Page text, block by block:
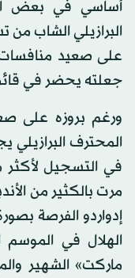
أساسي في بعض
البرازيلي الشاب
على صعيد منافسات
جعلته يحضر في
ورغم بروزه على
المحترف البرازيلي
في التسجيل لأكثر
مرت بالكثير من
إدواردو الفرصة
الهلال في
ماركت» الشهير